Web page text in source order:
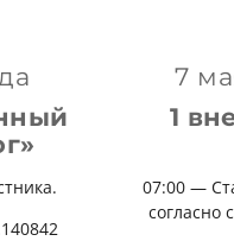
7
1
07:00 —
согласно